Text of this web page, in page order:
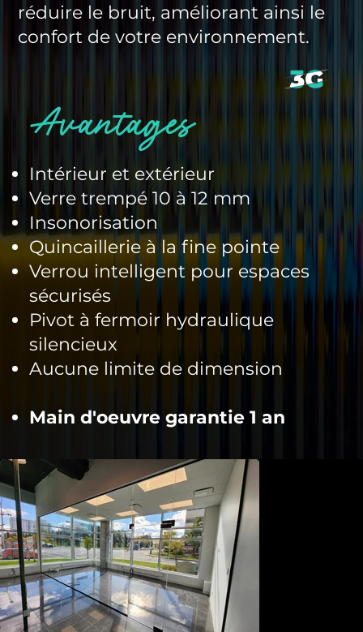
Intérieur et extérieur
Verre trempé 10 à 12 mm
Insonorisation
Quincaillerie à la fine pointe
Verrou intelligent pour espaces
sécurisés
Pivot à fermoir hydraulique
silencieux
Aucune limite de dimension
Main d'oeuvre garantie 1 an
Avantages
réduire le bruit, améliorant ainsi le
confort de votre environnement.